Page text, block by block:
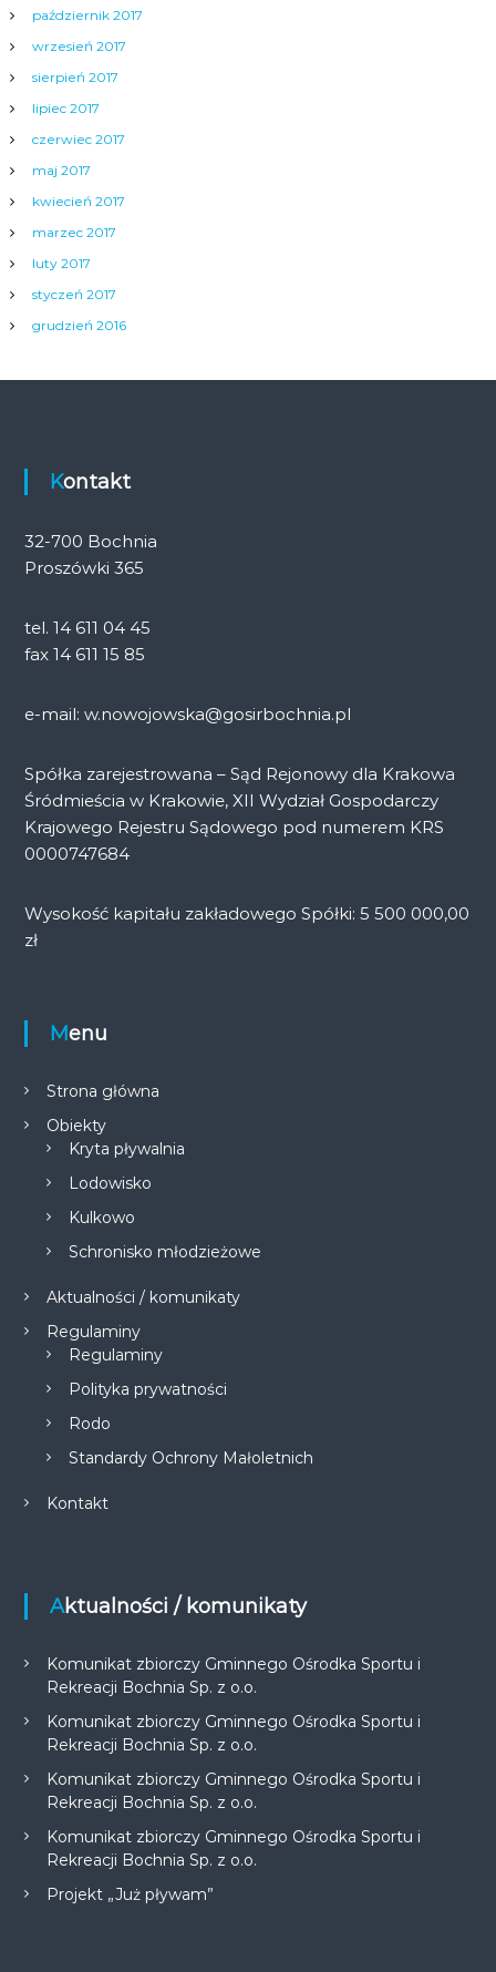
październik 2017
wrzesień 2017
sierpień 2017
lipiec 2017
czerwiec 2017
maj 2017
kwiecień 2017
marzec 2017
luty 2017
styczeń 2017
grudzień 2016
Kontakt
32-700 Bochnia
Proszówki 365
tel. 14 611 04 45
fax 14 611 15 85
e-mail: w.nowojowska@gosirbochnia.pl
Spółka zarejestrowana – Sąd Rejonowy dla Krakowa
Śródmieścia w Krakowie, XII Wydział Gospodarczy
Krajowego Rejestru Sądowego pod numerem KRS
0000747684
Wysokość kapitału zakładowego Spółki: 5 500 000,00
zł
Menu
Strona główna
Obiekty
Kryta pływalnia
Lodowisko
Kulkowo
Schronisko młodzieżowe
Aktualności / komunikaty
Regulaminy
Regulaminy
Polityka prywatności
Rodo
Standardy Ochrony Małoletnich
Kontakt
Aktualności / komunikaty
Komunikat zbiorczy Gminnego Ośrodka Sportu i
Rekreacji Bochnia Sp. z o.o.
Komunikat zbiorczy Gminnego Ośrodka Sportu i
Rekreacji Bochnia Sp. z o.o.
Komunikat zbiorczy Gminnego Ośrodka Sportu i
Rekreacji Bochnia Sp. z o.o.
Komunikat zbiorczy Gminnego Ośrodka Sportu i
Rekreacji Bochnia Sp. z o.o.
Projekt „Już pływam”